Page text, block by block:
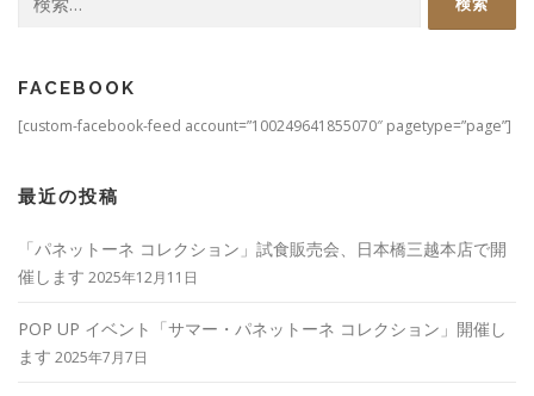
索:
FACEBOOK
[custom-facebook-feed account=”100249641855070″ pagetype=”page”]
最近の投稿
「パネットーネ コレクション」試食販売会、日本橋三越本店で開
催します 2025年12月11日
POP UP イベント「サマー・パネットーネ コレクション」開催し
ます 2025年7月7日